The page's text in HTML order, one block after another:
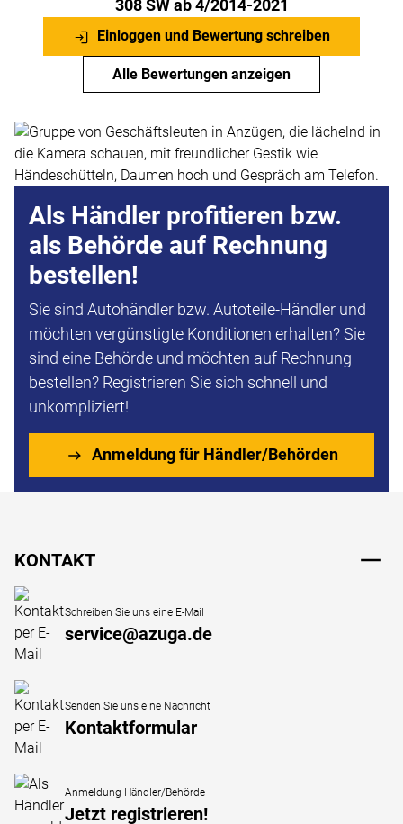
308 SW ab 4/2014-2021
Einloggen und Bewertung schreiben
Alle Bewertungen anzeigen
Als Händler profitieren bzw.
als Behörde auf Rechnung
bestellen!
Sie sind Autohändler bzw. Autoteile-Händler und
möchten vergünstigte Konditionen erhalten? Sie
sind eine Behörde und möchten auf Rechnung
bestellen? Registrieren Sie sich schnell und
unkompliziert!
Anmeldung für Händler/Behörden
KONTAKT
Schreiben Sie uns eine E-Mail
service@azuga.de
Senden Sie uns eine Nachricht
Kontaktformular
Anmeldung Händler/Behörde
Jetzt registrieren!